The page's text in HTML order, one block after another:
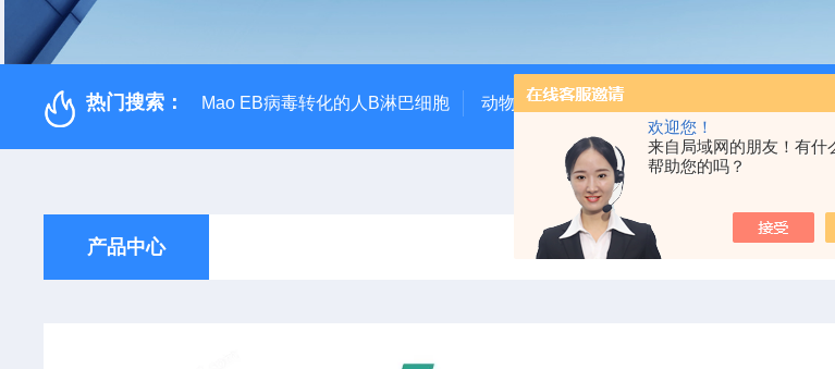
欢迎您！
来自局域网的朋友！有什
帮助您的吗？
热门搜索： Mao EB病毒转化的人B淋巴细胞 动物实验外包 北京
产品中心 当前位置： 产品中心